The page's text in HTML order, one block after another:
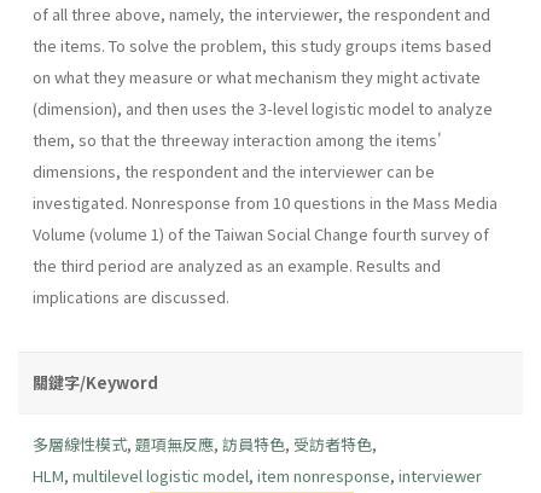
of all three above, namely, the interviewer, the respondent and
the items. To solve the problem, this study groups items based
on what they measure or what mechanism they might activate
(dimension), and then uses the 3-level logistic model to analyze
them, so that the threeway interaction among the items'
dimensions, the respondent and the interviewer can be
investigated. Nonresponse from 10 questions in the Mass Media
Volume (volume 1) of the Taiwan Social Change fourth survey of
the third period are analyzed as an example. Results and
implications are discussed.
關鍵字/Keyword
多層線性模式, 題項無反應, 訪員特色, 受訪者特色,
HLM, multilevel logistic model, item nonresponse, interviewer